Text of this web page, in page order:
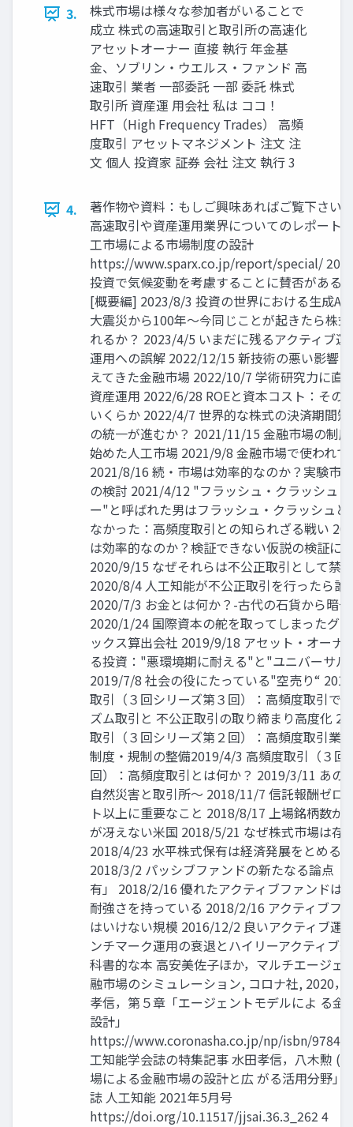
3.
株式市場は様々な参加者がいることで
成立 株式の高速取引と取引所の高速化
アセットオーナー 直接 執行 年金基
金、ソブリン・ウエルス・ファンド 高
速取引 業者 一部委託 一部 委託 株式
取引所 資産運 用会社 私は ココ！
HFT（High Frequency Trades） 高頻
度取引 アセットマネジメント 注文 注
文 個人 投資家 証券 会社 注文 執行 3
4.
著作物や資料：もしご興味あればご覧下さい
高速取引や資産運用業界についてのレポート
工市場による市場制度の設計
https://www.sparx.co.jp/report/special/
投資で気候変動を考慮することに賛否がある
[概要編] 2023/8/3 投資の世界における生成AI
大震災から100年～今同じことが起きたら株
れるか？ 2023/4/5 いまだに残るアクティブ
運用への誤解 2022/12/15 新技術の悪い影響
えてきた金融市場 2022/10/7 学術研究力に直
資産運用 2022/6/28 ROEと資本コスト：その
いくらか 2022/4/7 世界的な株式の決済期間
の統一が進むか？ 2021/11/15 金融市場の制
始めた人工市場 2021/9/8 金融市場で使われ
2021/8/16 続・市場は効率的なのか？実験市
の検討 2021/4/12 "フラッシュ・クラッシュ
ー"と呼ばれた男はフラッシュ・クラッシュと
なかった：高頻度取引との知られざる戦い
は効率的なのか？検証できない仮説の検証に
2020/9/15 なぜそれらは不公正取引として禁
2020/8/4 人工知能が不公正取引を行ったら誰
2020/7/3 お金とは何か？-古代の石貨から暗
2020/1/24 国際資本の舵を取ってしまったグ
ックス算出会社 2019/9/18 アセット・オーナ
る投資："悪環境期に耐える"と"ユニバーサ
2019/7/8 社会の役にたっている"空売り“
取引（３回シリーズ第３回）：高頻度取引で
ズム取引と 不公正取引の取り締まり高度化
取引（３回シリーズ第２回）：高頻度取引業
制度・規制の整備2019/4/3 高頻度取引（３回
回）：高頻度取引とは何か？ 2019/3/11 あの
自然災害と取引所～ 2018/11/7 信託報酬ゼロ
ト以上に重要なこと 2018/8/17 上場銘柄数が
が冴えない米国 2018/5/21 なぜ株式市場は存
2018/4/23 水平株式保有は経済発展をとめる
2018/3/2 パッシブファンドの新たなる論点「
有」 2018/2/16 優れたアクティブファンドは
耐強さを持っている 2018/2/16 アクティブフ
はいけない規模 2016/12/2 良いアクティブ運
ンチマーク運用の衰退とハイリーアクティブ
科書的な本 高安美佐子ほか，マルチエージェ
融市場のシミュレーション, コロナ社, 2020，
孝信，第５章「エージェントモデルによ る金
設計」
https://www.coronasha.co.jp/np/isbn/
工知能学会誌の特集記事 水田孝信，八木勲
場による金融市場の設計と広 がる活用分野」
誌 人工知能 2021年5月号
https://doi.org/10.11517/jjsai.36.3_262 4